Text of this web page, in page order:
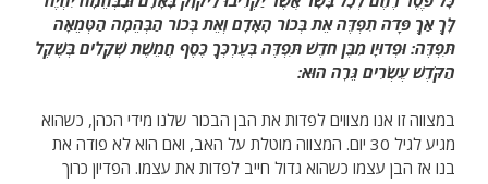
לָּךְ אַךְ פָּדֹה תִפְדֶּה אֵת בְּכוֹר הָאָדָם וְאֵת בְּכוֹר הַבְּהֵמָה הַטְּמֵאָה
תִּפְדֶּה: וּפְדוּיָו מִבֶּן חֹדֶשׁ תִּפְדֶּה בְּעֶרְכְּךָ כֶּסֶף חֲמֵשֶׁת שְׁקָלִים בְּשֶׁקֶל
הַקֹּדֶשׁ עֶשְׂרִים גֵּרָה הוּא:
במצווה זו אנו מצווים לפדות את הבן הבכור שלנו מידי הכהן, כשהוא
מגיע לגיל 30 יום. המצווה מוטלת על האב, ואם הוא לא פודה את
בנו אז הבן עצמו כשהוא גדול חייב לפדות את עצמו. הפדיון כרוך